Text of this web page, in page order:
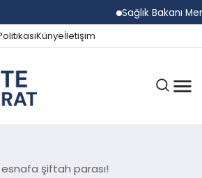
Sağlık Bakanı
Künyeİletişim
şiftah parası!